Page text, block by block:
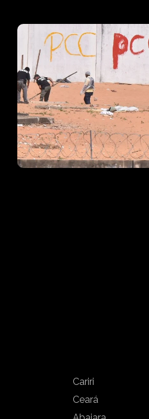
Cariri
Ceará